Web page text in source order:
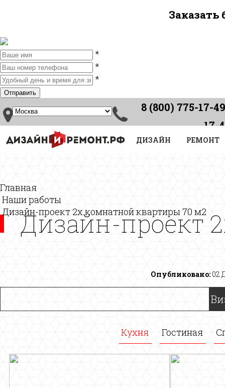
*
*
*
8 (800) 775-17-
17-
Звонок по России
бесплатный
ДИЗАЙН РЕМОНТ
Главная
Наши работы
Дизайн-проект 2х комнатной квартиры 70 м2
Дизайн-проект
Опубликовано: 02
Кухня Гостиная